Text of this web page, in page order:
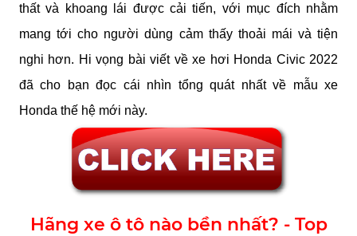
thất và khoang lái được cải tiến, với mục đích nhằm
mang tới cho người dùng cảm thấy thoải mái và tiện
nghi hơn. Hi vọng bài viết về xe hơi Honda Civic 2022
đã cho bạn đọc cái nhìn tổng quát nhất về mẫu xe
Honda thế hệ mới này.
Hãng xe ô tô nào bền nhất? - Top